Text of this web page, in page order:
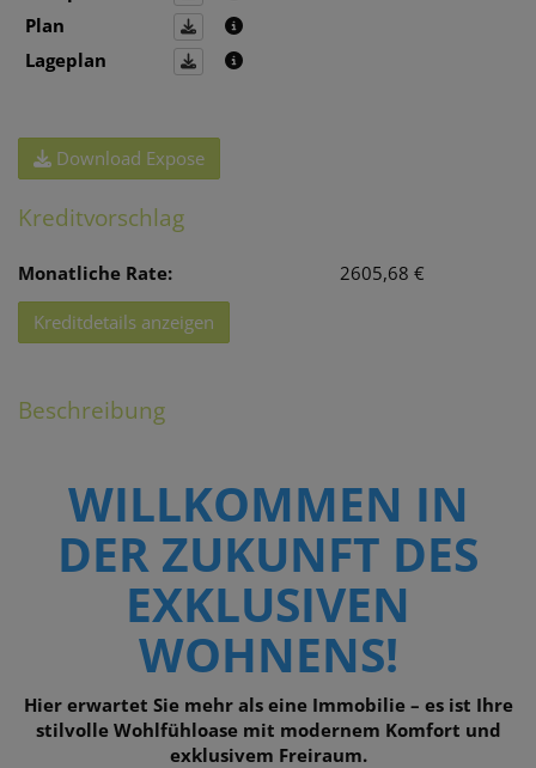
Plan
Lageplan
Download Expose
Kreditvorschlag
Monatliche Rate: 2605,68 €
Kreditdetails anzeigen
Beschreibung
WILLKOMMEN IN
DER ZUKUNFT DES
EXKLUSIVEN
WOHNENS!
Hier erwartet Sie mehr als eine Immobilie – es ist Ihre
stilvolle Wohlfühloase mit modernem Komfort und
exklusivem Freiraum.